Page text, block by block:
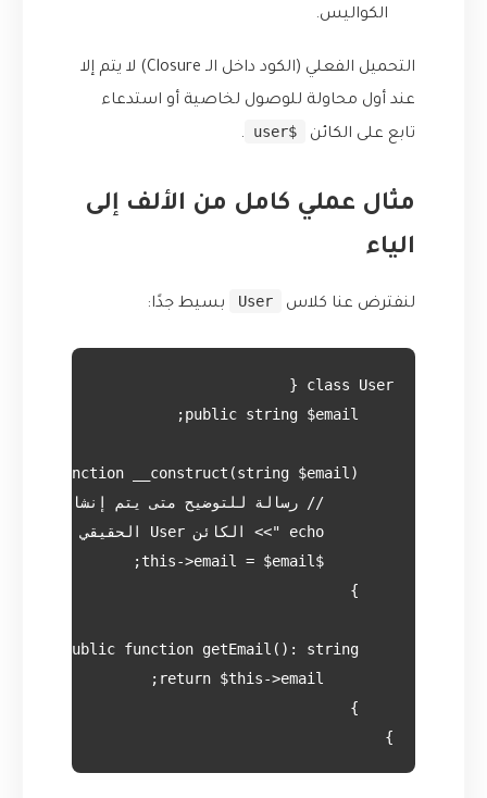
الكواليس.
التحميل الفعلي (الكود داخل الـ Closure) لا يتم إلا
عند أول محاولة للوصول لخاصية أو استدعاء
تابع على الكائن
$user
.
مثال عملي كامل من الألف إلى
الياء
لنفترض عنا كلاس User بسيط جدًا:
}